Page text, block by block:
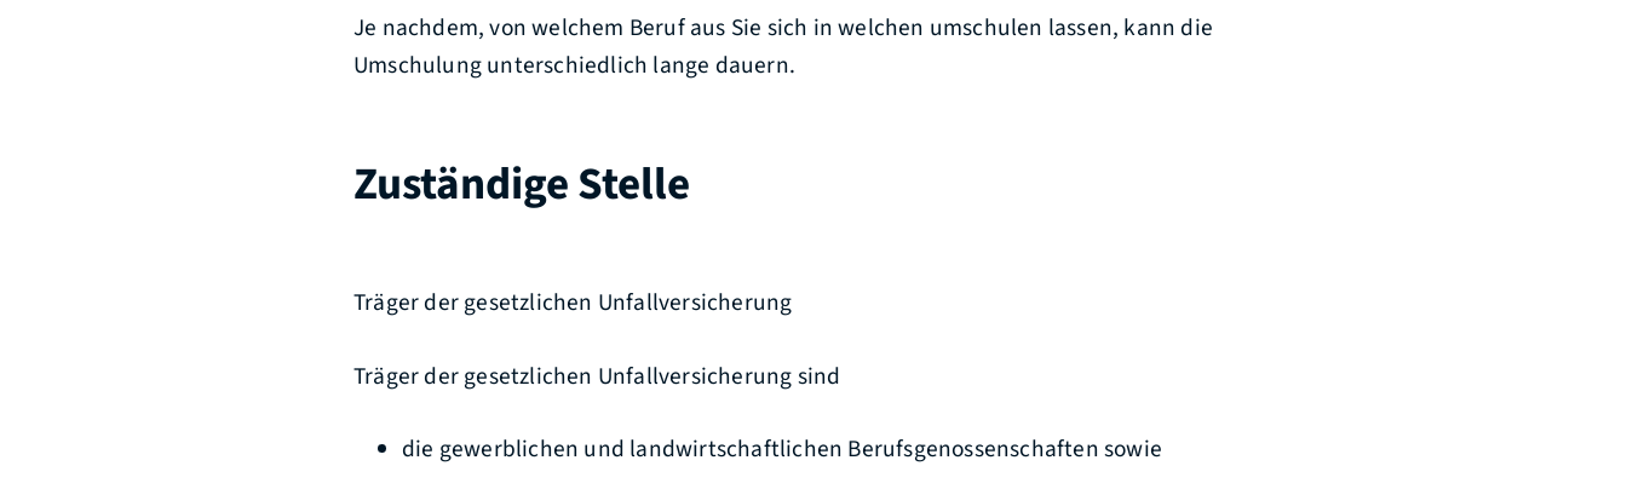
Je nachdem, von welchem Beruf aus Sie sich in welchen umschulen lassen, kann die
Umschulung unterschiedlich lange dauern.
Zuständige Stelle
Träger der gesetzlichen Unfallversicherung
Träger der gesetzlichen Unfallversicherung sind
die gewerblichen und landwirtschaftlichen Berufsgenossenschaften sowie